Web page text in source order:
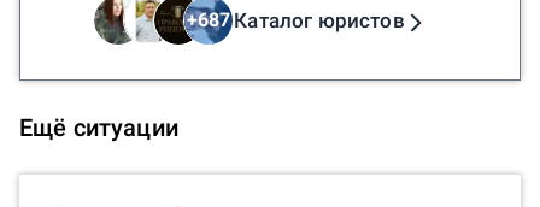
+687Каталог юристов
Ещё ситуации